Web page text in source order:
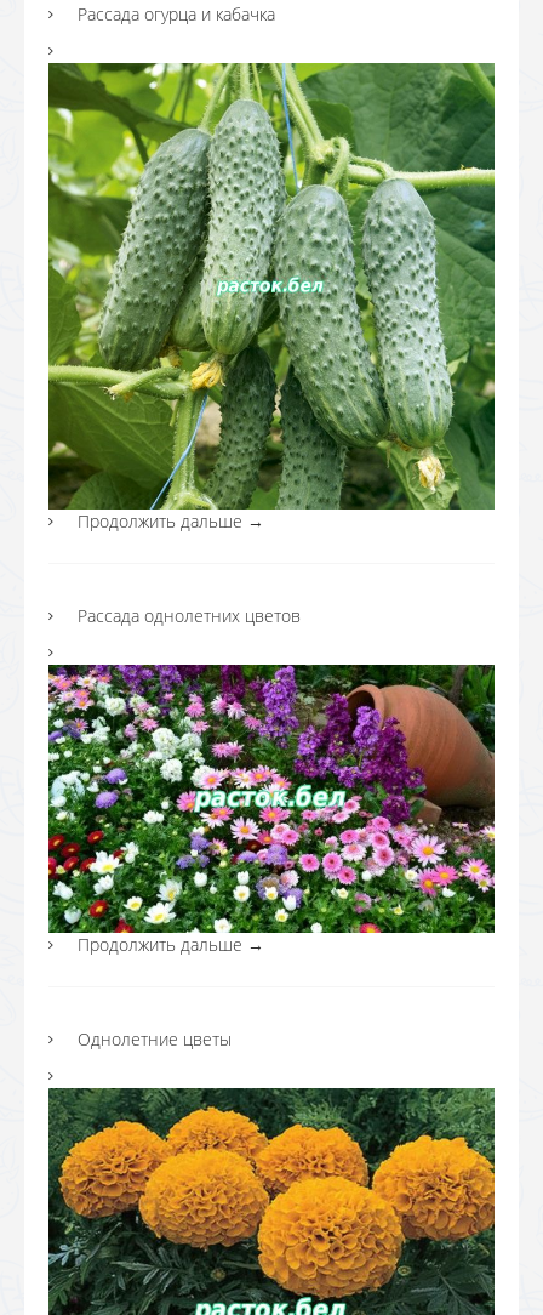
Рассада огурца и кабачка
Продолжить дальше →
Рассада однолетних цветов
Продолжить дальше →
Однолетние цветы